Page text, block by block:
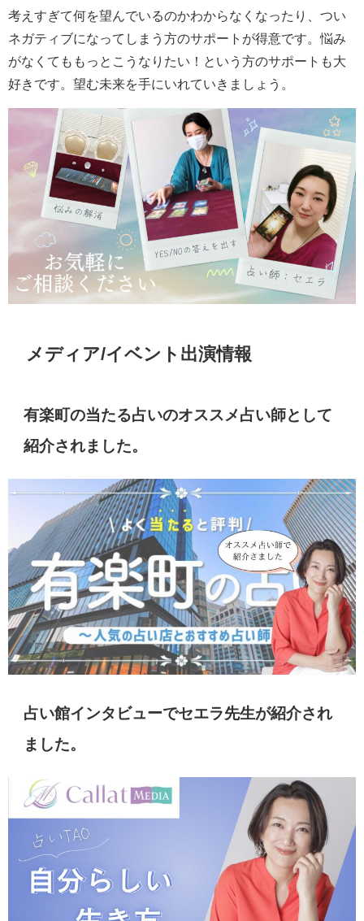
考えすぎて何を望んでいるのかわからなくなったり、つい
ネガティブになってしまう方のサポートが得意です。悩み
がなくてももっとこうなりたい！という方のサポートも大
好きです。望む未来を手にいれていきましょう。
メディア/イベント出演情報
有楽町の当たる占いのオススメ占い師として
紹介されました。
占い館インタビューでセエラ先生が紹介され
ました。